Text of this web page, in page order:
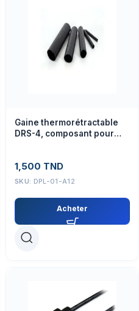
Gaine thermorétractable
DRS-4, composant pour
1,500 TND
SKU: DPL-01-A12
Acheter